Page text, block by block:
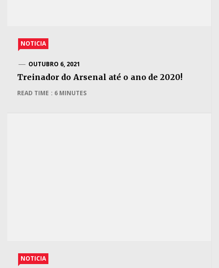
NOTICIA
OUTUBRO 6, 2021
Treinador do Arsenal até o ano de 2020!
READ TIME : 6 MINUTES
NOTICIA